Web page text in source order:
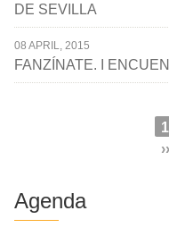
DE SEVILLA
08 APRIL, 2015
FANZÍNATE. I
1
››
Agenda